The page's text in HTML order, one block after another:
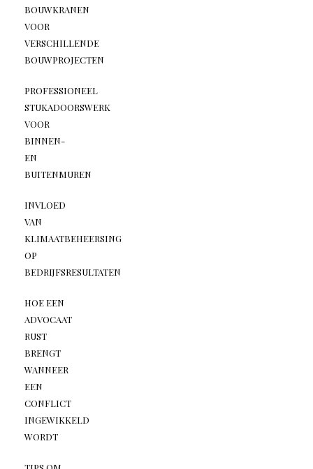
BOUWKRANEN
VOOR
VERSCHILLENDE
BOUWPROJECTEN
PROFESSIONEEL
STUKADOORSWERK
VOOR
BINNEN-
EN
BUITENMUREN
INVLOED
VAN
KLIMAATBEHEERSING
OP
BEDRIJFSRESULTATEN
HOE EEN
ADVOCAAT
RUST
BRENGT
WANNEER
EEN
CONFLICT
INGEWIKKELD
WORDT